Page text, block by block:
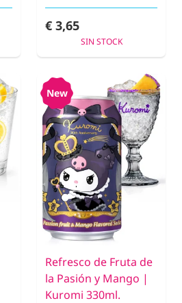
€ 3,65
SIN STOCK
New
Refresco de Fruta de
la Pasión y Mango |
Kuromi 330ml.